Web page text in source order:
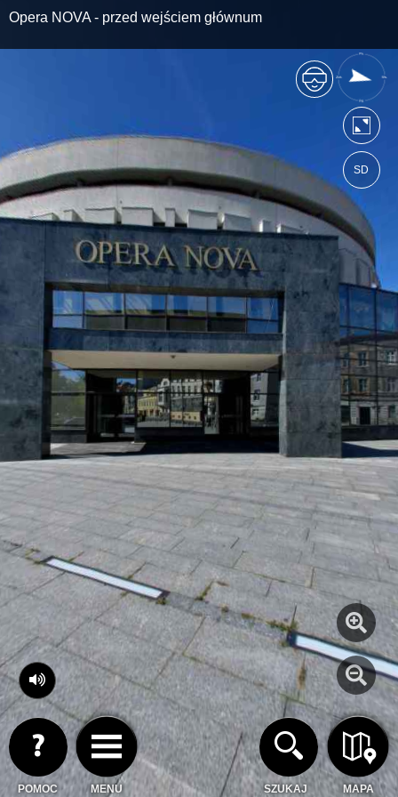
https://bydgoszcz.wkraj.pl
Mapa serwisu
Opera NOVA - przed wejściem głównum
MENU MAPA
POMOC
SD
SZUKAJ